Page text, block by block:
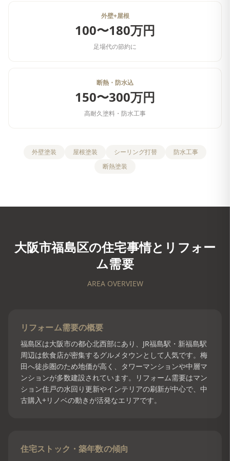
外壁+屋根
100〜180万円
足場代の節約に
断熱・防水込
150〜300万円
高耐久塗料・防水工事
外壁塗装 屋根塗装 シーリング打替
防水工事
断熱塗装
大阪市福島区の住宅事情とリフォー
ム需要
AREA OVERVIEW
リフォーム需要の概要
福島区は大阪市の都心北西部にあり、JR福島駅・新福島駅
周辺は飲食店が密集するグルメタウンとして人気です。梅
田へ徒歩圏のため地価が高く、タワーマンションや中層マ
ンションが多数建設されています。リフォーム需要はマン
ション住戸の水回り更新やインテリアの刷新が中心で、中
古購入+リノベの動きが活発なエリアです。
住宅ストック・築年数の傾向